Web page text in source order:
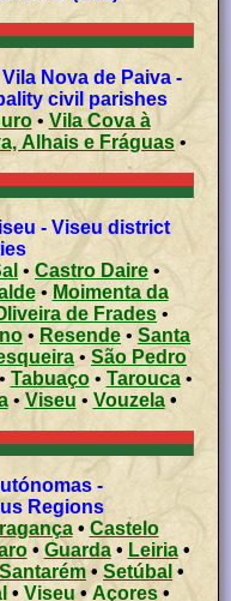
Nova de Paiva -
civil parishes
• Vila Cova à
Alhais e Fráguas •
• Castro Daire •
• Moimenta da
de Frades•
• Resende • Santa
• São Pedro
Tabuaço• Tarouca•
• Viseu • Vouzela •
Regions
• Castelo
• Guarda• Leiria•
Santarém •Setúbal •
• Viseu•Açores •